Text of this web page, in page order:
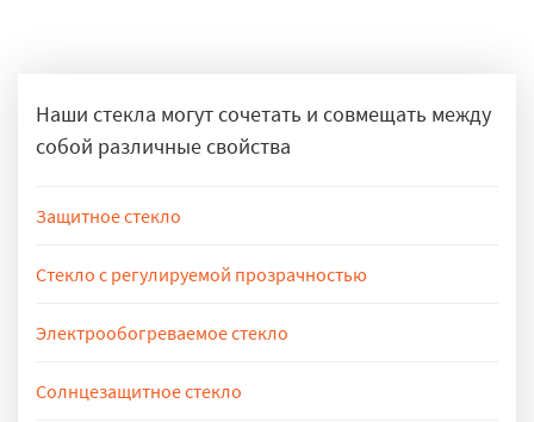
Наши стекла могут сочетать и совмещать между
собой различные свойства
Защитное стекло
помещения. Классы ударостойкости, взломостойкости и пулестойкости
подтверждаются различными испытаниями. Подробнее
Стекло с регулируемой прозрачностью
(электрохромное стекло) за нескольких секунд может стать либо
полностью матовым (непрозрачным), либо наоборот – полностью
Электрообогреваемое стекло
обычного, но является настоящим техническим чудом. Оно не только
греет воздух в доме, но и способствует установлению комфортного
Солнцезащитное стекло